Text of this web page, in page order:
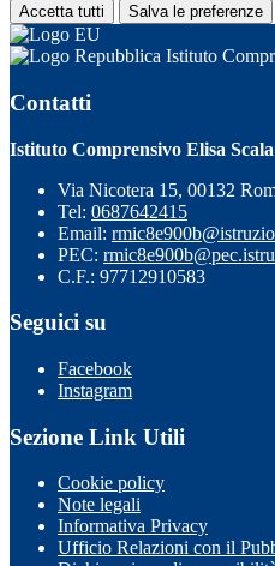
Accetta tutti Salva le preferenze
Istituto
Contatti
Istituto Comprensivo Elisa
Via Nicotera 15, 00132
Tel: 0687642415
Email:
PEC:
C.F.: 97712910583
Seguici su
Facebook
Instagram
Sezione Link Utili
Cookie policy
Note legali
Informativa Privacy
Ufficio Relazioni con il